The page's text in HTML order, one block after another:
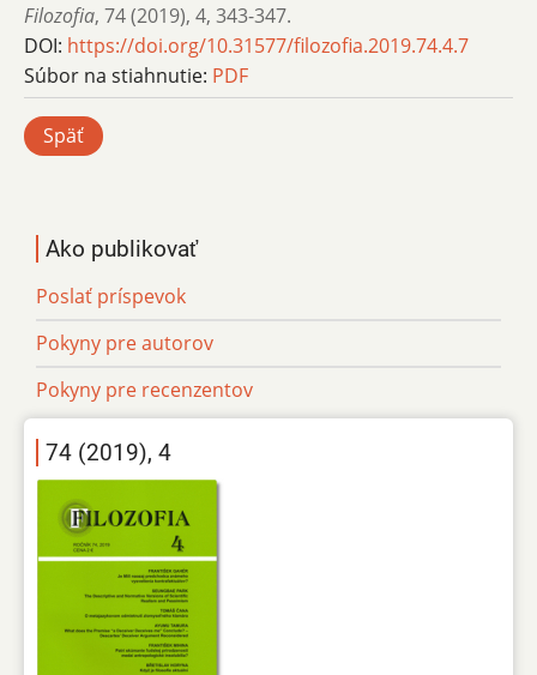
Filozofia, 74 (2019), 4, 343-347.
DOI: https://doi.org/10.31577/filozofia.2019.74.4.7
Súbor na stiahnutie: PDF
Späť
Ako publikovať
Poslať príspevok
Pokyny pre autorov
Pokyny pre recenzentov
74 (2019), 4